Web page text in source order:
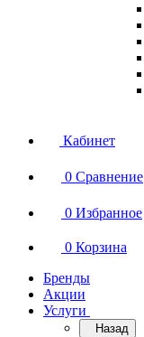
Кабинет
0 Сравнение
0 Избранное
0 Корзина
Бренды
Акции
Услуги
Назад